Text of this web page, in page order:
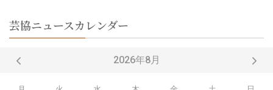
芸協ニュースカレンダー
2026年8月